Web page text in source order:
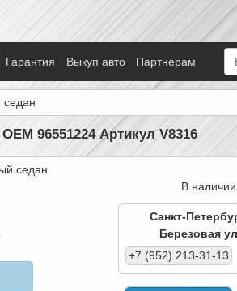
Гарантия Выкуп авто Партнерам
седан
96551224 Артикул V8316
седан
В
Санкт-
Березовая
+7 (952) 213-31-13